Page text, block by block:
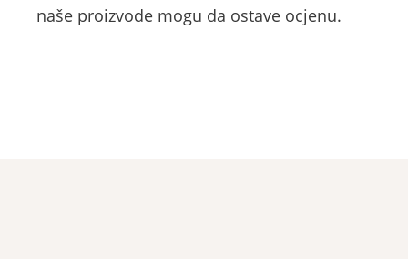
naše proizvode mogu da ostave ocjenu.